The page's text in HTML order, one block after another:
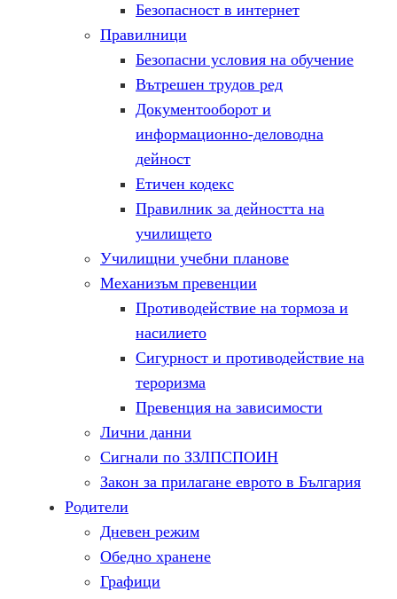
Безопасност в интернет
Правилници
Безопасни условия на обучение
Вътрешен трудов ред
Документооборот и
информационно-деловодна
дейност
Етичен кодекс
Правилник за дейността на
училището
Училищни учебни планове
Механизъм превенции
Противодействие на тормоза и
насилието
Сигурност и противодействие на
тероризма
Превенция на зависимости
Лични данни
Сигнали по ЗЗЛПСПОИН
Закон за прилагане еврото в България
Родители
Дневен режим
Обедно хранене
Графици